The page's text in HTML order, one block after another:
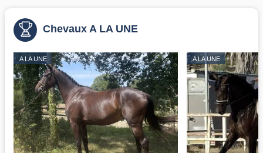
Chevaux A LA UNE
A LA UNE A LA UNE